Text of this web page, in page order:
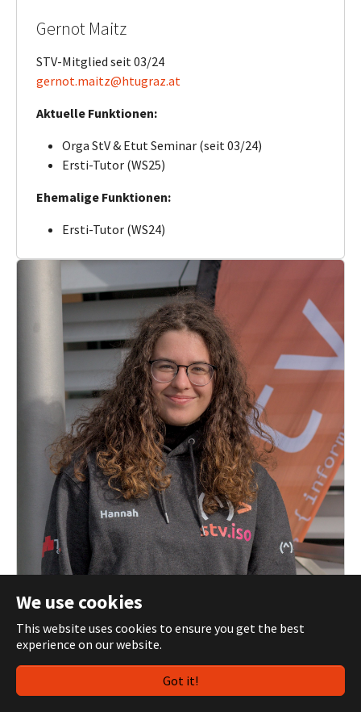
We use cookies
This website uses cookies to ensure you get the best
experience on our website.
Got it!
Gernot Maitz
STV-Mitglied seit 03/24
gernot.maitz@htugraz.at
Aktuelle Funktionen:
Orga StV & Etut Seminar (seit 03/24)
Ersti-Tutor (WS25)
Ehemalige Funktionen:
Ersti-Tutor (WS24)
STV-Mitglied seit 01/25
hannah.weberbauer@htugraz.at